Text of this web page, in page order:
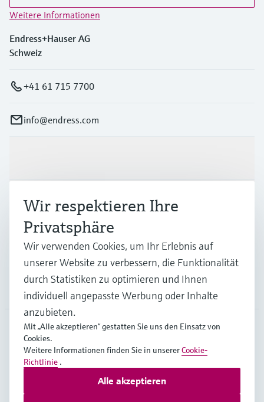
Weitere Informationen
Endress+Hauser AG
Schweiz
+41 61 715 7700
info@endress.com
Branchen
Support
GLB • Deutsch
Copyright © Endress+Hauser Group Services AG
Wir respektieren Ihre
Privatsphäre
Wir verwenden Cookies, um Ihr Erlebnis auf
unserer Website zu verbessern, die Funktionalität
durch Statistiken zu optimieren und Ihnen
individuell angepasste Werbung oder Inhalte
anzubieten.
Mit „Alle akzeptieren“ gestatten Sie uns den Einsatz von
Cookies.
Weitere Informationen finden Sie in unsererCookie-
Richtlinie .
Alle akzeptieren